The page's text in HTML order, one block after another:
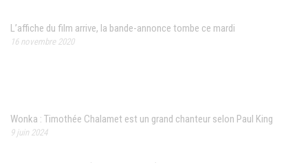
L’affiche du film arrive, la bande-annonce tombe ce mardi
16 novembre 2020
Wonka : Timothée Chalamet est un grand chanteur selon Paul King
9 juin 2024